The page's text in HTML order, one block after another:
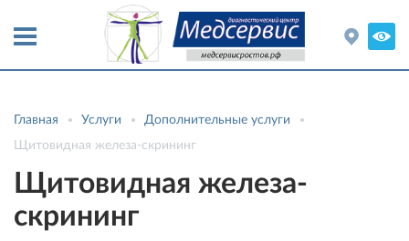
Главная Услуги
Дополнительные услуги
Щитовидная железа-скрининг
Щитовидная железа-
скрининг